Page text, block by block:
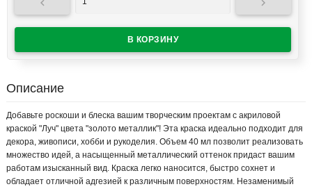
 
Описание
Добавьте роскоши и блеска вашим творческим проектам с акриловой
краской "Луч" цвета "золото металлик"! Эта краска идеально подходит для
декора, живописи, хобби и рукоделия. Объем 40 мл позволит реализовать
множество идей, а насыщенный металлический оттенок придаст вашим
работам изысканный вид. Краска легко наносится, быстро сохнет и
обладает отличной адгезией к различным поверхностям. Незаменимый